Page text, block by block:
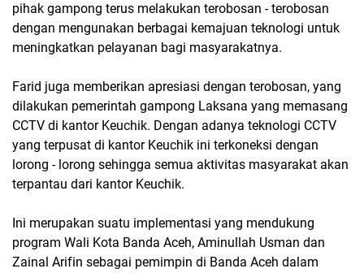
pihak gampong terus melakukan terobosan - terobosan
dengan mengunakan berbagai kemajuan teknologi untuk
meningkatkan pelayanan bagi masyarakatnya.
Farid juga memberikan apresiasi dengan terobosan, yang
dilakukan pemerintah gampong Laksana yang memasang
CCTV di kantor Keuchik. Dengan adanya teknologi CCTV
yang terpusat di kantor Keuchik ini terkoneksi dengan
lorong - lorong sehingga semua aktivitas masyarakat akan
terpantau dari kantor Keuchik.
Ini merupakan suatu implementasi yang mendukung
program Wali Kota Banda Aceh, Aminullah Usman dan
Zainal Arifin sebagai pemimpin di Banda Aceh dalam